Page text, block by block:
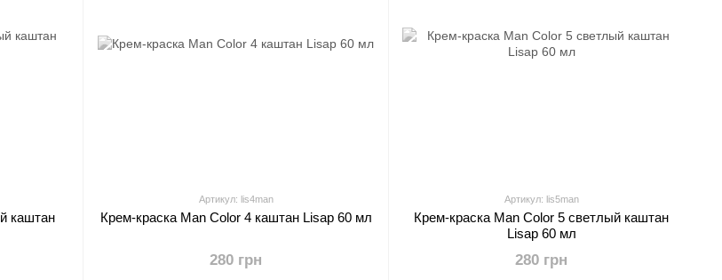
каштан
Артикул: lis4man
Крем-краска Man Color 4 каштан Lisap 60 мл
280 грн
Артикул: lis5man
Крем-краска Man Color 5 светлый каштан
Lisap 60 мл
280 грн